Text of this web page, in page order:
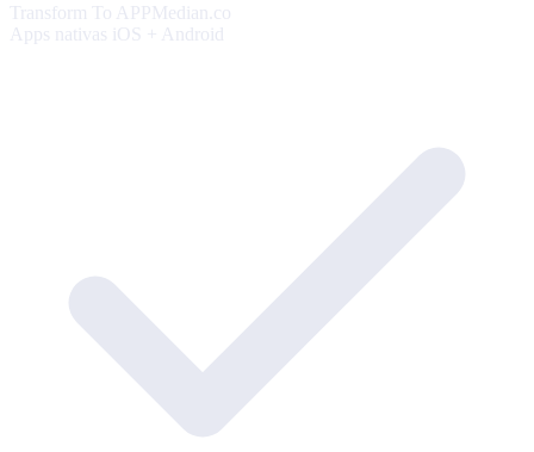
Transform To APPMedian.co
Apps nativas iOS + Android